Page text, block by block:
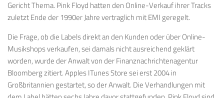
Gericht Thema. Pink Floyd hatten den Online-Verkauf ihrer Tracks
zuletzt Ende der 1990er Jahre vertraglich mit EMI geregelt.
Die Frage, ob die Labels direkt an den Kunden oder über Online-
Musikshops verkaufen, sei damals nicht ausreichend geklärt
worden, wurde der Anwalt von der Finanznachrichtenagentur
Bloomberg zitiert. Apples ITunes Store sei erst 2004 in
Großbritannien gestartet, so der Anwalt. Die Verhandlungen mit